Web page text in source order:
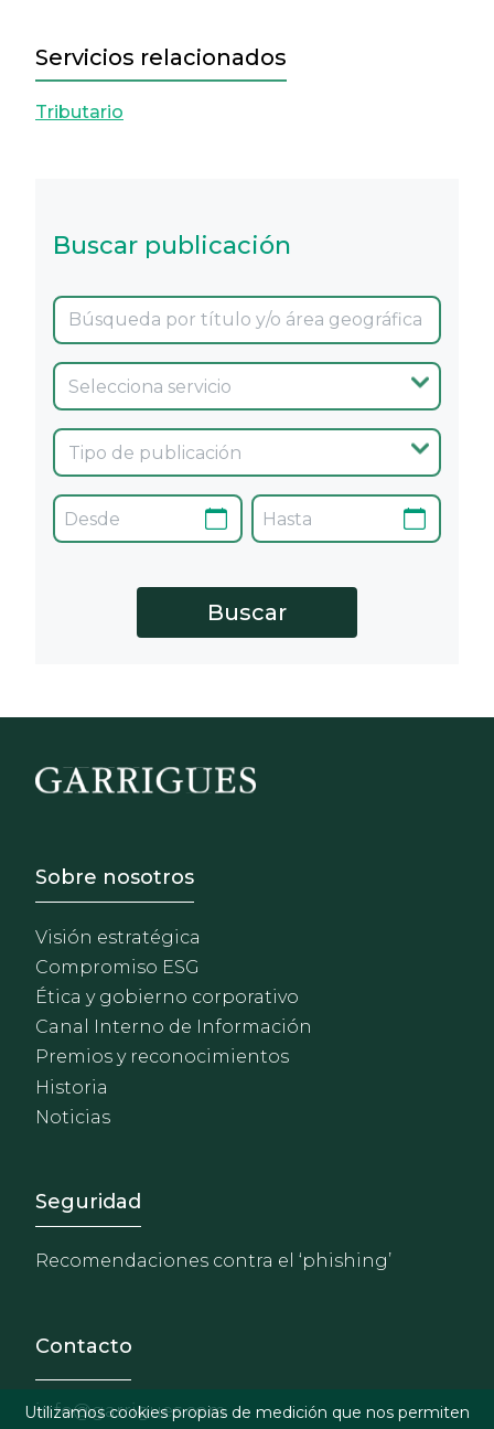
Servicios relacionados
Tributario
Buscar publicación
Footer - Sobre Nosotros
Sobre nosotros
Visión estratégica
Compromiso ESG
Ética y gobierno corporativo
Canal Interno de Información
Premios y reconocimientos
Historia
Noticias
Footer - Extranet y
Seguridad
Recomendaciones contra el ‘phishing’
Contacto
info@garrigues.com
Utilizamos cookies propias de medición que nos permiten